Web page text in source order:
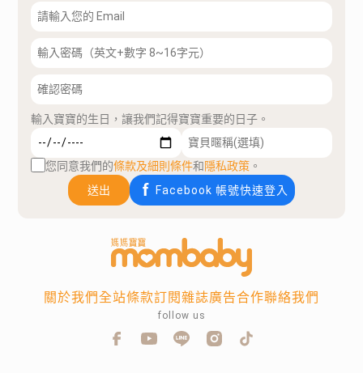
輸入寶寶的生日，讓我們記得寶寶重要的日子。
您同意我們的條款及細則條件和隱私政策 。
送出
Facebook 帳號快速登入
關於我們全站條款訂閱雜誌廣告合作聯絡我們
follow us